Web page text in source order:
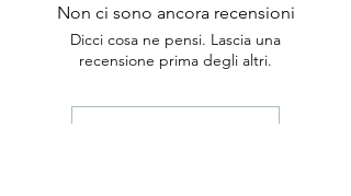
Non ci sono ancora recensioni
Dicci cosa ne pensi. Lascia una
recensione prima degli altri.